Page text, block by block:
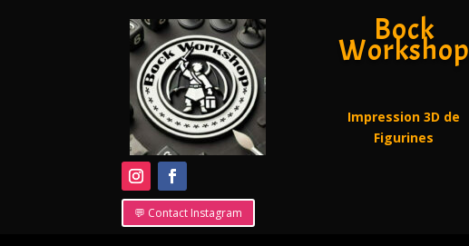
💬 Contact Instagram
Bock
Workshop
Impression 3D de
Figurines